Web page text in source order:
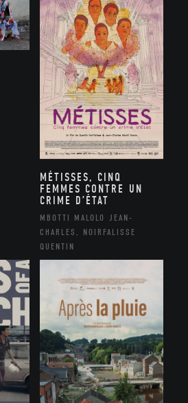
MÉTISSES, CINQ
FEMMES CONTRE UN
CRIME D’ÉTAT
MBOTTI MALOLO JEAN-
CHARLES, NOIRFALISSE
QUENTIN